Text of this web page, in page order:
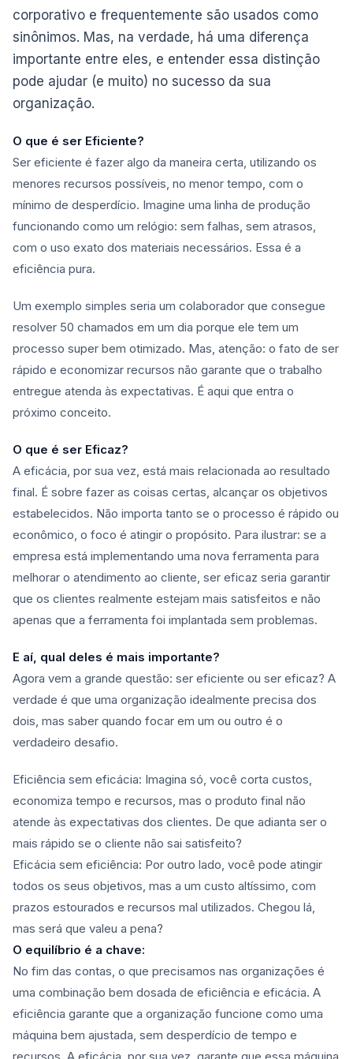
corporativo e frequentemente são usados como
sinônimos. Mas, na verdade, há uma diferença
importante entre eles, e entender essa distinção
pode ajudar (e muito) no sucesso da sua
organização.
O que é ser Eficiente?
Ser eficiente é fazer algo da maneira certa, utilizando os
menores recursos possíveis, no menor tempo, com o
mínimo de desperdício. Imagine uma linha de produção
funcionando como um relógio: sem falhas, sem atrasos,
com o uso exato dos materiais necessários. Essa é a
eficiência pura.
Um exemplo simples seria um colaborador que consegue
resolver 50 chamados em um dia porque ele tem um
processo super bem otimizado. Mas, atenção: o fato de ser
rápido e economizar recursos não garante que o trabalho
entregue atenda às expectativas. É aqui que entra o
próximo conceito.
O que é ser Eficaz?
A eficácia, por sua vez, está mais relacionada ao resultado
final. É sobre fazer as coisas certas, alcançar os objetivos
estabelecidos. Não importa tanto se o processo é rápido ou
econômico, o foco é atingir o propósito. Para ilustrar: se a
empresa está implementando uma nova ferramenta para
melhorar o atendimento ao cliente, ser eficaz seria garantir
que os clientes realmente estejam mais satisfeitos e não
apenas que a ferramenta foi implantada sem problemas.
E aí, qual deles é mais importante?
Agora vem a grande questão: ser eficiente ou ser eficaz? A
verdade é que uma organização idealmente precisa dos
dois, mas saber quando focar em um ou outro é o
verdadeiro desafio.
Eficiência sem eficácia: Imagina só, você corta custos,
economiza tempo e recursos, mas o produto final não
atende às expectativas dos clientes. De que adianta ser o
mais rápido se o cliente não sai satisfeito?
Eficácia sem eficiência: Por outro lado, você pode atingir
todos os seus objetivos, mas a um custo altíssimo, com
prazos estourados e recursos mal utilizados. Chegou lá,
mas será que valeu a pena?
O equilíbrio é a chave:
No fim das contas, o que precisamos nas organizações é
uma combinação bem dosada de eficiência e eficácia. A
eficiência garante que a organização funcione como uma
máquina bem ajustada, sem desperdício de tempo e